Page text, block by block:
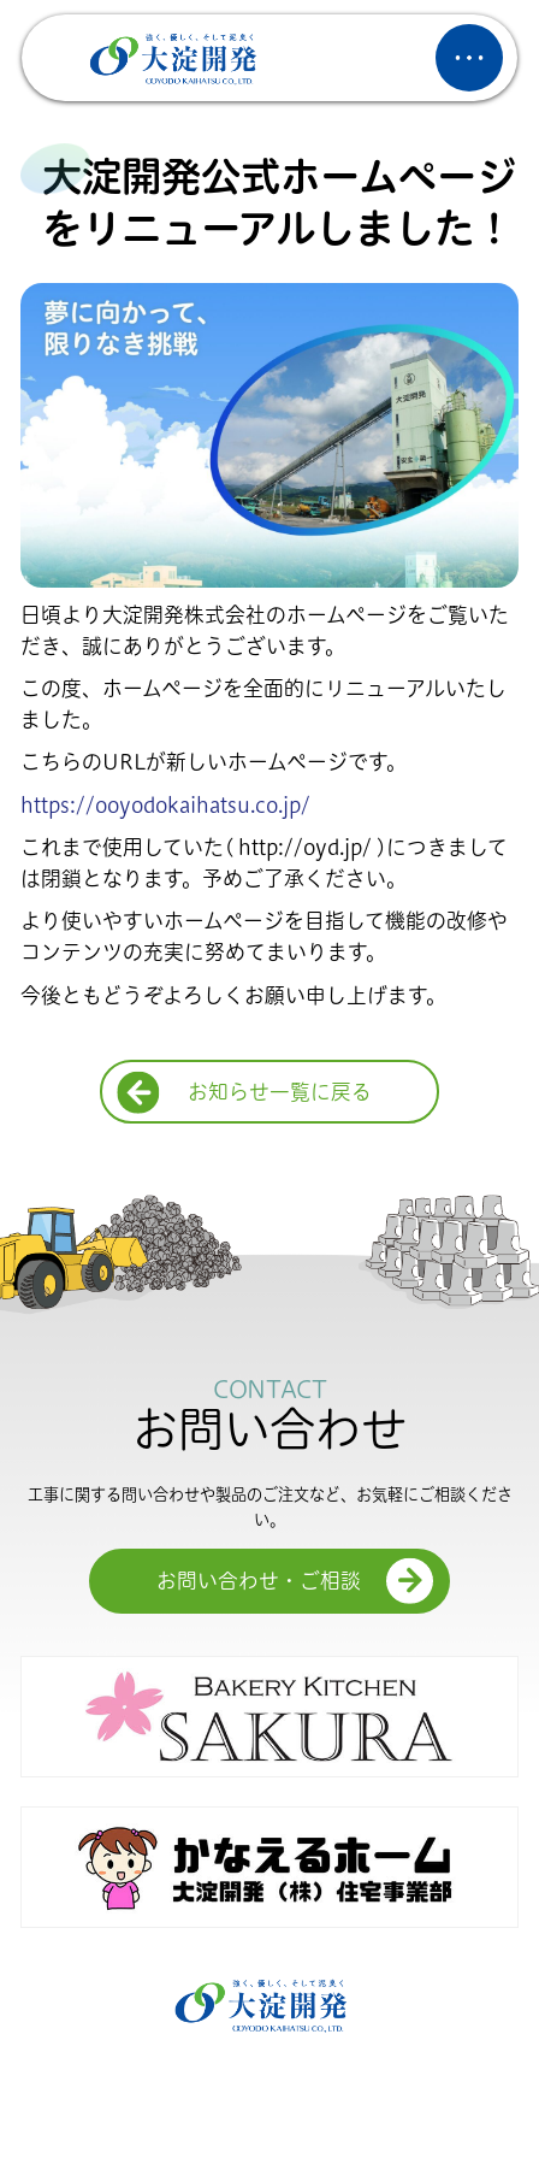
大淀開発公式ホームページ
をリニューアルしました！
日頃より大淀開発株式会社のホームページをご覧いた
だき、誠にありがとうございます。
この度、ホームページを全面的にリニューアルいたし
ました。
こちらのURLが新しいホームページです。
https://ooyodokaihatsu.co.jp/
これまで使用していた( http://oyd.jp/ )につきまして
は閉鎖となります。予めご了承ください。
より使いやすいホームページを目指して機能の改修や
コンテンツの充実に努めてまいります。
今後ともどうぞよろしくお願い申し上げます。
お知らせ一覧に戻る
CONTACT
お問い合わせ
工事に関する問い合わせや製品のご注文など、お気軽にご相談くださ
い。
お問い合わせ・ご相談